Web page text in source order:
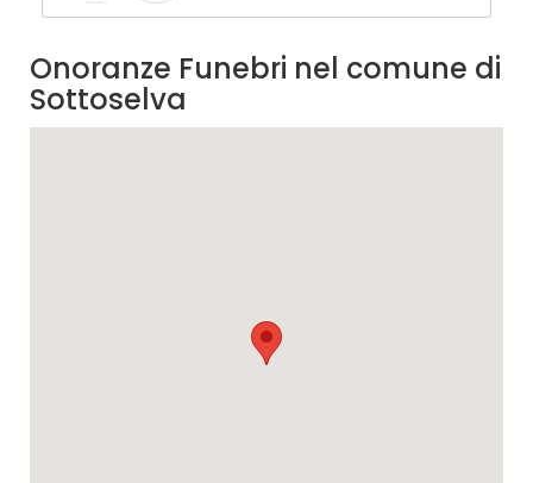
Onoranze Funebri nel comune di
Sottoselva